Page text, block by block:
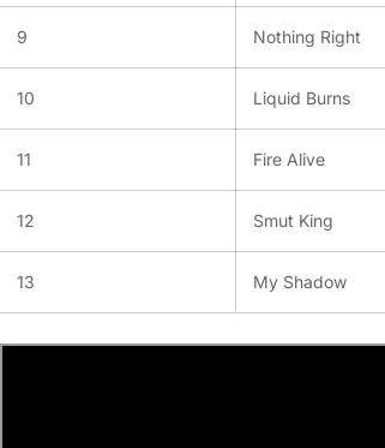
9 Nothing Right
10 Liquid Burns
11 Fire Alive
12 Smut King
13 My Shadow